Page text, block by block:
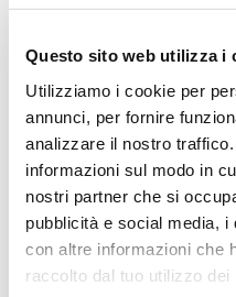
Questo sito web utilizza i
Utilizziamo i cookie per
annunci, per fornire
analizzare il nostro
informazioni sul modo in
nostri partner che si
pubblicità e social media, i
con altre informazioni che
raccolto dal tuo utilizzo dei
fase di incollaggio al muro
SCHEDA TECNICA
SISTEMI
Tags:alte resistenze